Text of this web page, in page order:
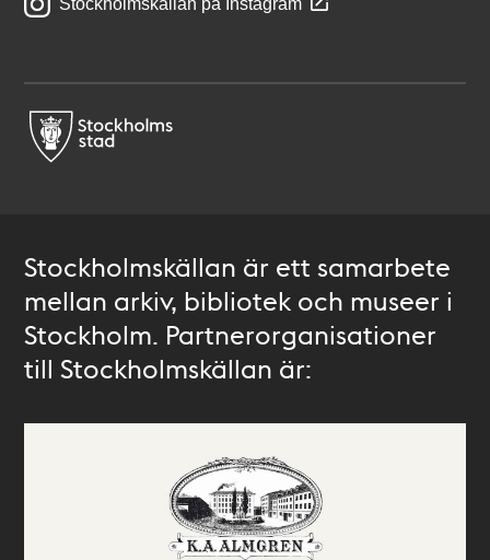
Stockholmskällan på Instagram
Stockholmskällan är ett samarbete
mellan arkiv, bibliotek och museer i
Stockholm. Partnerorganisationer
till Stockholmskällan är: